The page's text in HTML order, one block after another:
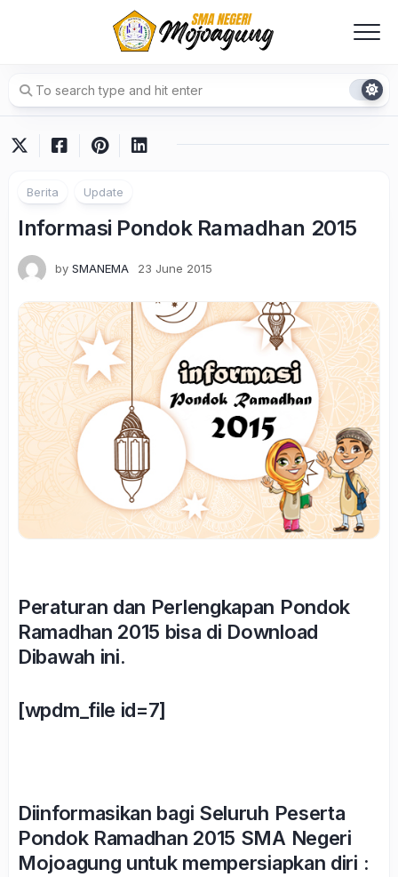
Berita Update
Informasi Pondok Ramadhan 2015
by SMANEMA 23 June 2015
Peraturan dan Perlengkapan Pondok
Ramadhan 2015 bisa di Download
Dibawah ini.
[wpdm_file id=7]
Diinformasikan bagi Seluruh Peserta
Pondok Ramadhan 2015 SMA Negeri
Mojoagung untuk mempersiapkan diri :